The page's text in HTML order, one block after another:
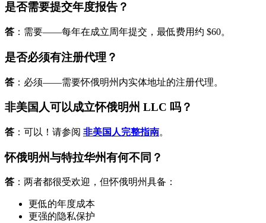
是否需要提交年度报告？
答 ：需要——每年在成立周年提交，最低费用约 $60。
是否必须有注册代理？
答 ：必须——需要怀俄明州内实体地址的注册代理。
非美国人可以成立怀俄明州 LLC 吗？
答 ：可以！请参阅 非美国人完整指南。
怀俄明州与特拉华州有何不同？
答 ：两者都很受欢迎，但怀俄明州具备：
更低的年度成本
更强的隐私保护